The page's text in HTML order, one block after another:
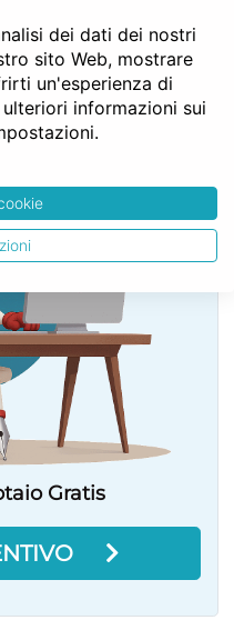
dall’usufrutto
DEL NOTAIO?
Gratis
dei dati dei nostri
sito Web, mostrare
un'esperienza di
informazioni sui